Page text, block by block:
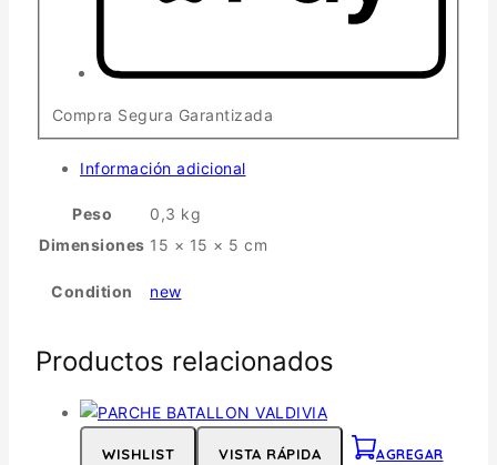
Compra Segura Garantizada
Información adicional
Peso
0,3 kg
Dimensiones 15 × 15 × 5 cm
Condition new
Productos relacionados
WISHLIST VISTA RÁPIDA AGREGAR